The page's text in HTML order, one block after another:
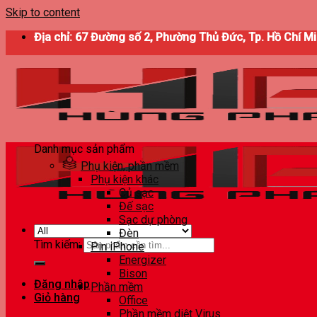
Skip to content
Địa chỉ: 67 Đường số 2, Phường Thủ Đức, Tp. Hồ Chí
Tìm kiếm:
Đăng nhập
Giỏ hàng
Danh mục sản phẩm
Phụ kiện, phần mềm
Phụ kiện khác
Củ sạc
Đế sạc
Sạc dự phòng
Đèn
Pin iPhone
Energizer
Bison
Phần mềm
Office
Phần mềm diệt Virus